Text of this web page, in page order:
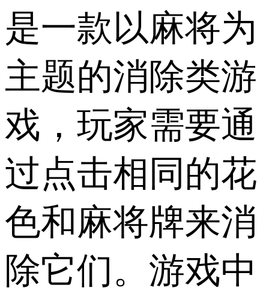
是一款以麻将为
主题的消除类游
戏，玩家需要通
过点击相同的花
色和麻将牌来消
除它们。游戏中